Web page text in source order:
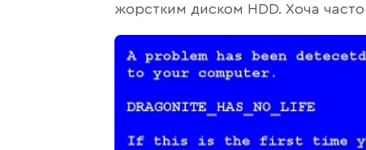
жорстким диском HDD. Хоча